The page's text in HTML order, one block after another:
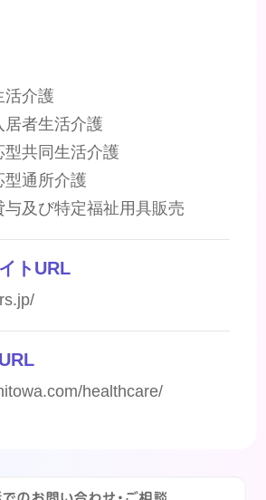
活介護
居者生活介護
型共同生活介護
型通所介護
与及び特定福祉用具販売
トURL
healthcare/